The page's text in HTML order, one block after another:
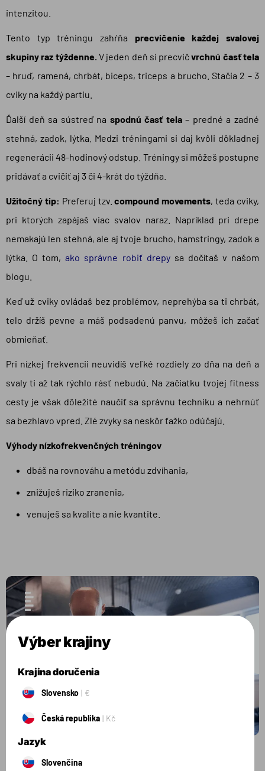
intenzitou.
Tento typ tréningu zahŕňa precvičenie každej svalovej
skupiny raz týždenne. V jeden deň si precvičvrchnú časť tela
– hruď, ramená, chrbát, biceps, triceps a brucho. Stačia 2 – 3
cviky na každý partiu.
Ďalší deň sa sústreď na spodnú časť tela– predné a zadné
stehná, zadok, lýtka. Medzi tréningami si daj kvôli dôkladnej
regenerácii 48-hodinový odstup. Tréningy si môžeš postupne
pridávať a cvičiť aj 3 či 4-krát do týždňa.
Užitočný tip: Preferuj tzv.compound movements, teda cviky,
pri ktorých zapájaš viac svalov naraz. Napríklad pri drepe
nemakajú len stehná, ale aj tvoje brucho, hamstringy, zadok a
lýtka. O tom,ako správne robiť drepysa dočítaš v našom
blogu.
Keď už cviky ovládaš bez problémov, neprehýba sa ti chrbát,
telo držíš pevne a máš podsadenú panvu, môžeš ich začať
obmieňať.
Pri nízkej frekvencii neuvidíš veľké rozdiely zo dňa na deň a
svaly ti až tak rýchlo rásť nebudú. Na začiatku tvojej fitness
cesty je však dôležité naučiť sa správnu techniku a nehrnúť
sa bezhlavo vpred. Zlé zvyky sa neskôr ťažko odúčajú.
Výhody nízkofrekvenčných tréningov
dbáš na rovnováhu a metódu zdvíhania,
znižuješ riziko zranenia,
venuješ sa kvalite a nie kvantite.
Výber krajiny
Krajina doručenia
Slovensko €
Česká republika Kč
Jazyk
Slovenčina